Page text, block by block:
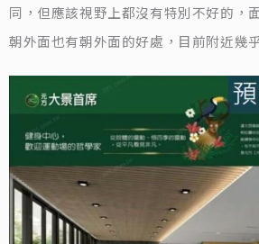
同，但應該視野上都沒有特別不好的，
朝外面也有朝外面的好處，目前附近幾